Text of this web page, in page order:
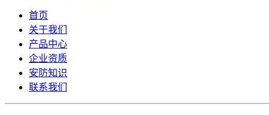
首页
关于我们
产品中心
企业资质
安防知识
联系我们